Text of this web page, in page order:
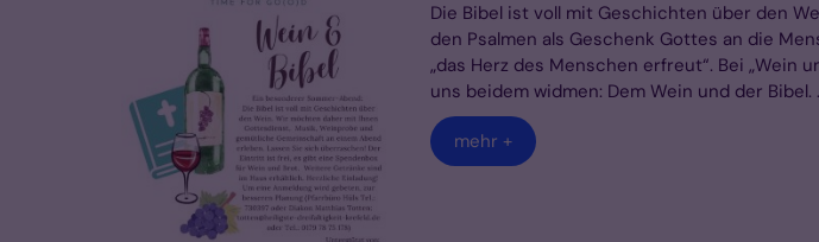
Die Bibel ist voll mit Geschichten über den
den Psalmen als Geschenk Gottes an die
„das Herz des Menschen erfreut“. Bei „Wein
uns beidem widmen: Dem Wein und der Bibel.
mehr +